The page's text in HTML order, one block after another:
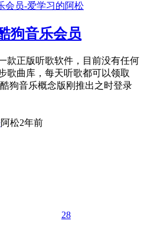
狗音乐会员
款正版听歌软件，目前没有任何
歌曲库，每天听歌都可以领取
狗音乐概念版刚推出之时登录
阿松2年前
28